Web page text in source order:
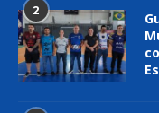
2